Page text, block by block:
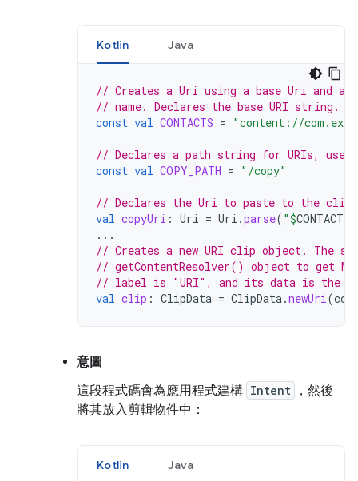
Kotlin Java
// Creates a Uri using a base Uri and a
// name. Declares the base URI string.
const val CONTACTS = "content://
// Declares a path string for URIs, used
const val COPY_PATH = "/copy"
// Declares the Uri to paste to the
val copyUri : Uri = Uri .parse( "$CONTACTS
...
// Creates a new URI clip object. The
// getContentResolver() object to get
// label is "URI", and its data is the
val clip : ClipData = ClipData.newUri(
意圖
這段程式碼會為應用程式建構 Intent
，然後
將其放入剪輯物件中：
Kotlin Java